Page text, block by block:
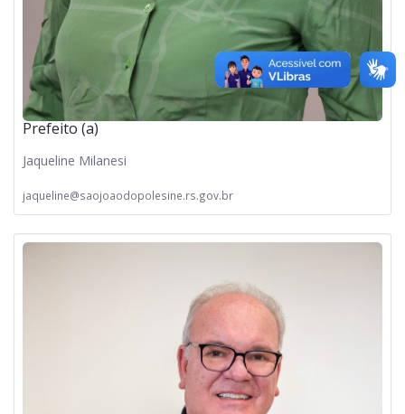
Prefeito (a)
Jaqueline Milanesi
jaqueline@saojoaodopolesine.rs.gov.br